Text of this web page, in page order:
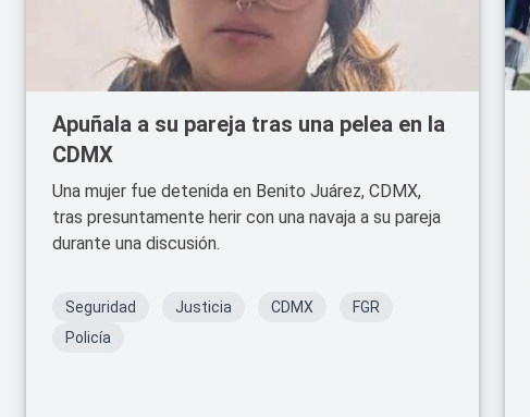
Apuñala a su pareja tras una pelea en la
CDMX
Una mujer fue detenida en Benito Juárez, CDMX,
tras presuntamente herir con una navaja a su pareja
durante una discusión.
Seguridad Justicia CDMX
FGR
Policía